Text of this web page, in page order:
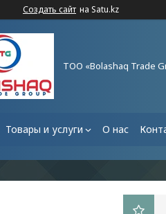
Создать сайт на Satu.kz
ТОО «Bolashaq Trade
Товары и услуги О нас